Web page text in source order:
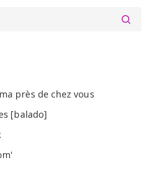
près de chez vous
[balado]